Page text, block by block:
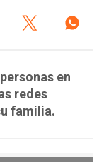
en
redes
familia.